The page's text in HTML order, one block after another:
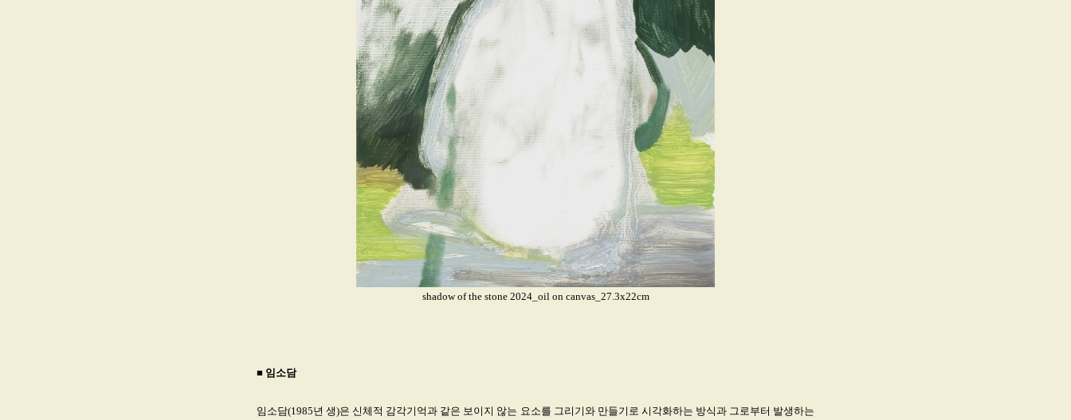
shadow of the stone 2024_oil on canvas_27.3x22cm
■ 임소담
임소담(1985년 생)은 신체적 감각기억과 같은 보이지 않는 요소를 그리기와 만들기로 시각화하는 방식과 그로부터 발생하는